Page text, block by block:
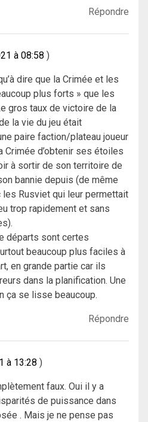
Répondre
à 08:58
dire que la Crimée et les
plus forts » que les
gros taux de victoire de la
la vie du jeu était
paire faction/plateau joueur
Crimée d’obtenir ses étoiles
à sortir de son territoire de
bannie depuis (de même
les Rusviet qui leur permettait
trop rapidement et sans
départs sont certes
beaucoup plus faciles à
en grande partie car ils
dans la planification. Une
ça se lisse beaucoup.
Répondre
à 13:28
faux. Oui il y a
de puissance dans
. Mais je ne pense pas